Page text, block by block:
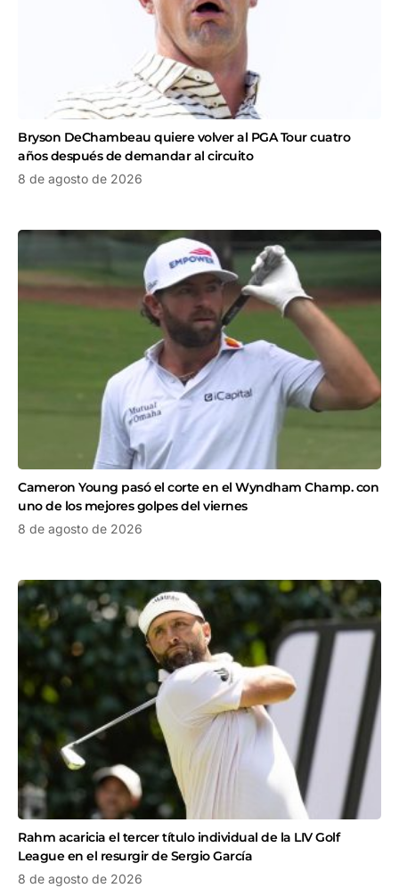
Bryson DeChambeau quiere volver al PGA Tour cuatro
años después de demandar al circuito
8 de agosto de 2026
Cameron Young pasó el corte en el Wyndham Champ. con
uno de los mejores golpes del viernes
8 de agosto de 2026
Rahm acaricia el tercer título individual de la LIV Golf
League en el resurgir de Sergio García
8 de agosto de 2026